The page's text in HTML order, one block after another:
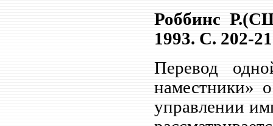
Роббинс
1993. С. 202-
Перевод
наместники»
управлении